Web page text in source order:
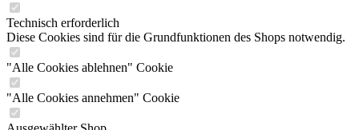
Technisch erforderlich
Diese Cookies sind für die Grundfunktionen des Shops notwendig.
"Alle Cookies ablehnen" Cookie
"Alle Cookies annehmen" Cookie